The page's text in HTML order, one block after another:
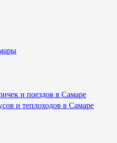
и поездов в Самаре
и теплоходов в Самаре